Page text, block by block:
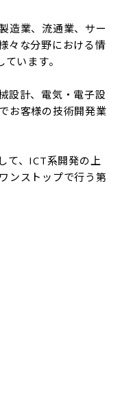
造業、流通業、サー
々な分野における情
います。
設計、電気・電子設
お客様の技術開発業
て、ICT系開発の上
ンストップで行う第